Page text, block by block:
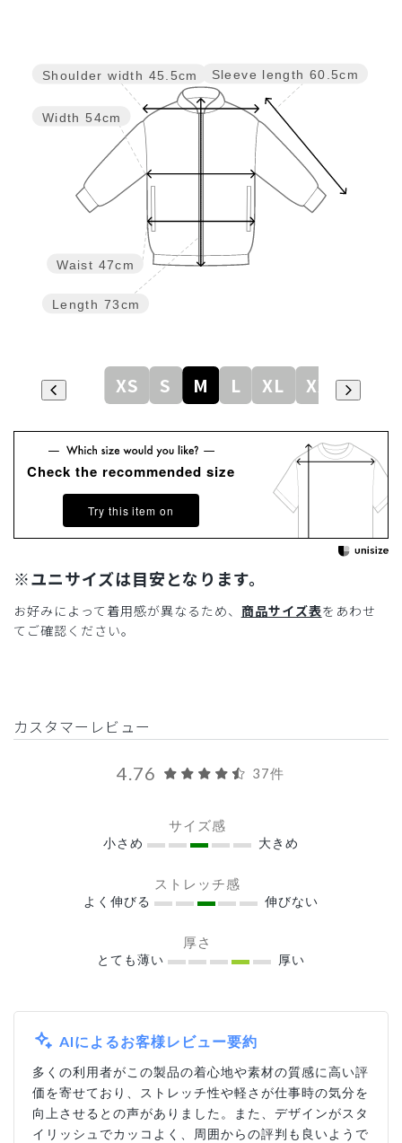
Sleeve length 60.5cm
Length 73cm
Waist 47cm
Width 54cm
Shoulder width 45.5cm
XS S M L XL XXL
Check the recommended size
Try this item on
※ユニサイズは目安となります。
お好みによって着用感が異なるため、 商品サイズ表をあわせ
てご確認ください。
カスタマーレビュー
4.76 37件
サイズ感
小さめ 大きめ
ストレッチ感
よく伸びる 伸びない
厚さ
とても薄い 厚い
AIによるお客様レビュー要約
多くの利用者がこの製品の着心地や素材の質感に高い評
価を寄せており、ストレッチ性や軽さが仕事時の気分を
向上させるとの声がありました。また、デザインがスタ
イリッシュでカッコよく、周囲からの評判も良いようで